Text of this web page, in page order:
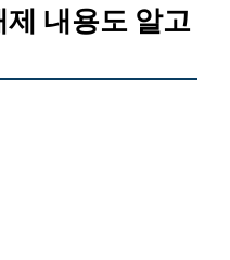
내용도 알고